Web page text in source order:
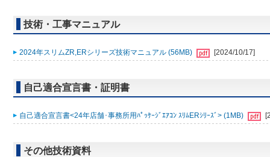
技術・工事マニュアル
2024年スリムZR,ERシリーズ技術マニュアル (56MB) [2024/10/17]
自己適合宣言書・証明書
自己適合宣言書<24年店舗･事務所用ﾊﾟｯｹｰｼﾞｴｱｺﾝ ｽﾘﾑERｼﾘｰｽﾞ> (1MB)
その他技術資料